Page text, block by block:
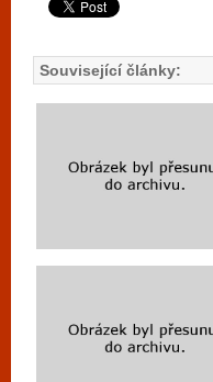
Související články: